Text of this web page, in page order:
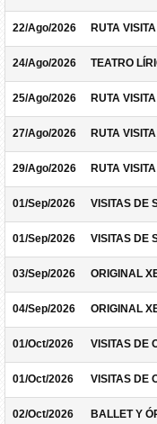
22/Ago/2026 RUTA
24/Ago/2026 TEATRO
25/Ago/2026 RUTA
27/Ago/2026 RUTA
29/Ago/2026 RUTA
01/Sep/2026 VISITAS DE
01/Sep/2026 VISITAS DE
03/Sep/2026 ORIGINAL
04/Sep/2026 ORIGINAL
01/Oct/2026 VISITAS DE
01/Oct/2026 VISITAS DE
02/Oct/2026 BALLET Y